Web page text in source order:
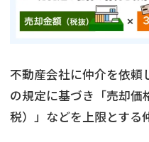
不動産会社に仲介を依頼
の規定に基づき「売却
税）」などを上限とする